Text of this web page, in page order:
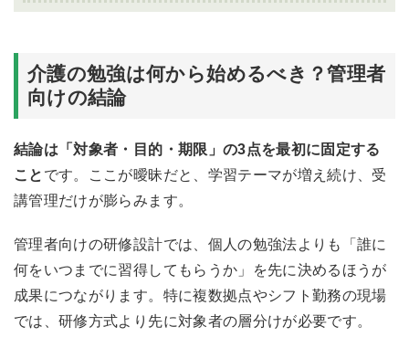
介護の勉強は何から始めるべき？管理者
向けの結論
結論は「対象者・目的・期限」の3点を最初に固定する
こと です。ここが曖昧だと、学習テーマが増え続け、受
講管理だけが膨らみます。
管理者向けの研修設計では、個人の勉強法よりも「誰に
何をいつまでに習得してもらうか」を先に決めるほうが
成果につながります。特に複数拠点やシフト勤務の現場
では、研修方式より先に対象者の層分けが必要です。